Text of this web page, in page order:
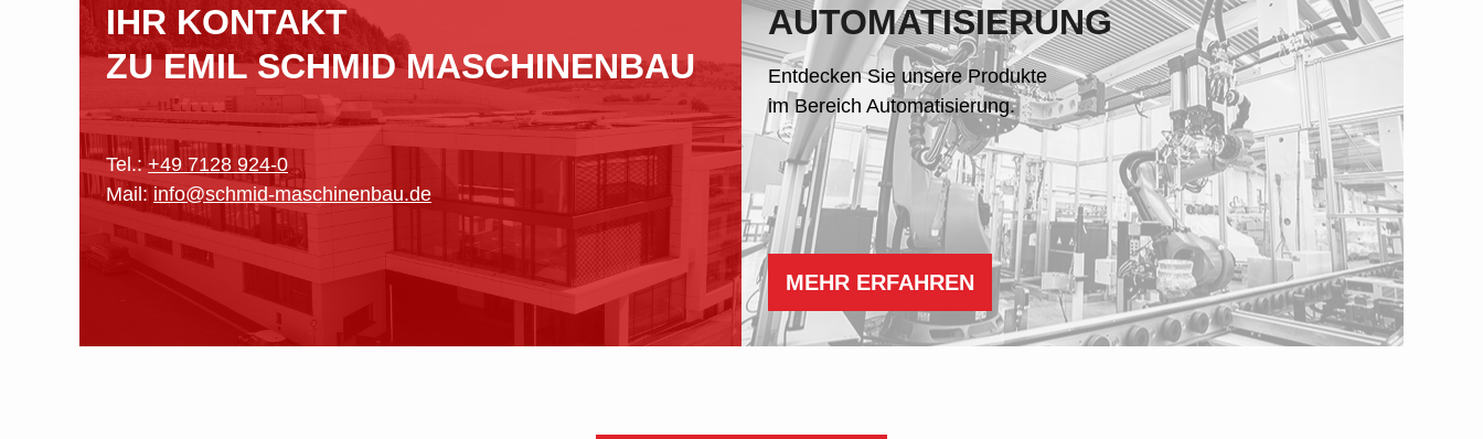
IHR KONTAKT
ZU EMIL SCHMID MASCHINENBAU
Tel.:+49 7128 924-0
Mail: info@schmid-maschinenbau.de
AUTOMATISIERUNG
Entdecken Sie unsere Produkte
im Bereich Automatisierung.
MEHR ERFAHREN